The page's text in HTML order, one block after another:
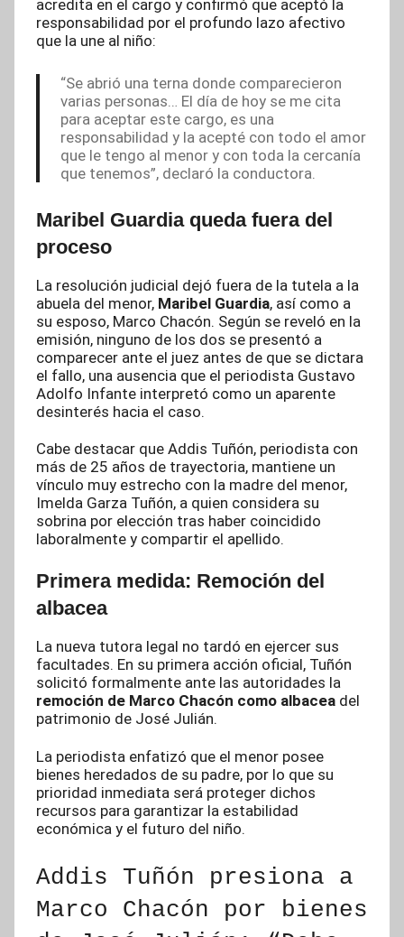
acredita en el cargo y confirmó que aceptó la
responsabilidad por el profundo lazo afectivo
que la une al niño:
“Se abrió una terna donde comparecieron
varias personas… El día de hoy se me cita
para aceptar este cargo, es una
responsabilidad y la acepté con todo el amor
que le tengo al menor y con toda la cercanía
que tenemos”, declaró la conductora.
Maribel Guardia queda fuera del
proceso
La resolución judicial dejó fuera de la tutela a la
abuela del menor, Maribel Guardia, así como a
su esposo, Marco Chacón. Según se reveló en la
emisión, ninguno de los dos se presentó a
comparecer ante el juez antes de que se dictara
el fallo, una ausencia que el periodista Gustavo
Adolfo Infante interpretó como un aparente
desinterés hacia el caso.
Cabe destacar que Addis Tuñón, periodista con
más de 25 años de trayectoria, mantiene un
vínculo muy estrecho con la madre del menor,
Imelda Garza Tuñón, a quien considera su
sobrina por elección tras haber coincidido
laboralmente y compartir el apellido.
Primera medida: Remoción del
albacea
La nueva tutora legal no tardó en ejercer sus
facultades. En su primera acción oficial, Tuñón
solicitó formalmente ante las autoridades la
remoción de Marco Chacón como albacea del
patrimonio de José Julián.
La periodista enfatizó que el menor posee
bienes heredados de su padre, por lo que su
prioridad inmediata será proteger dichos
recursos para garantizar la estabilidad
económica y el futuro del niño.
Addis Tuñón presiona a
Marco Chacón por bienes